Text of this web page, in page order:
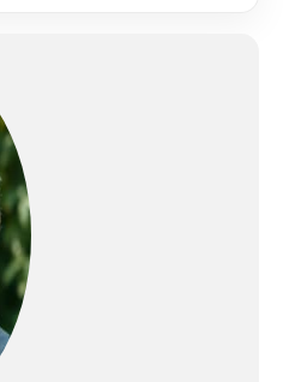
montage, elle peut être
fixée sur des vélos,
motos (comme
camera moto), drones,
casques ou dans une
poche. Elle fonctionne
également sans
hotspot Wi-Fi –
captures spontanées
sans restriction !